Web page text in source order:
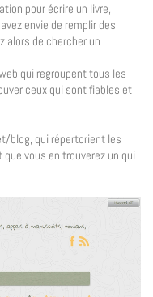
pour écrire un livre,
envie de remplir des
alors de chercher un
qui regroupent tous les
ceux qui sont fiables et
blog, qui répertorient les
vous en trouverez un qui